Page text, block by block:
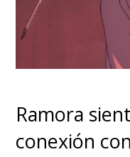
Ramora
conexión